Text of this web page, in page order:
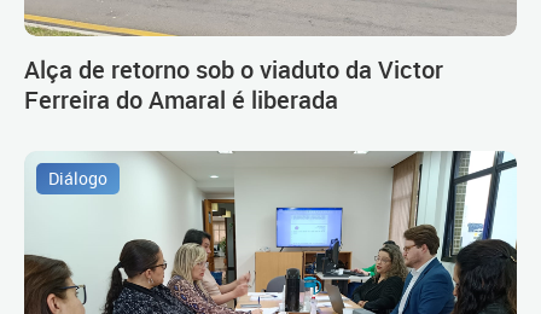
Alça de retorno sob o viaduto da Victor
Ferreira do Amaral é liberada
Diálogo